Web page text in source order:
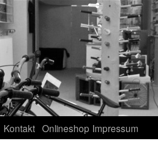
Kontakt Onlineshop Impressum